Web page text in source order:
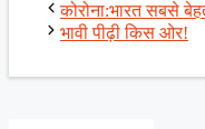
कोरोना:भारत सबसे
भावी पीढ़ी किस ओर!